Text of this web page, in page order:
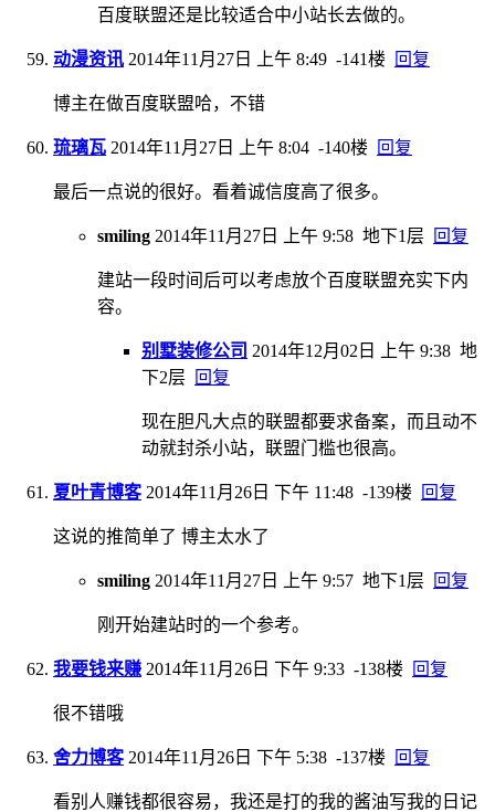
百度联盟还是比较适合中小站长去做的。
动漫资讯 2014年11月27日 上午 8:49 -141楼 回复
博主在做百度联盟哈，不错
琉璃瓦 2014年11月27日 上午 8:04 -140楼 回复
最后一点说的很好。看着诚信度高了很多。
smiling 2014年11月27日 上午 9:58 地下1层 回复
建站一段时间后可以考虑放个百度联盟充实下内
容。
别墅装修公司 2014年12月02日 上午 9:38 地
下2层
回复
现在胆凡大点的联盟都要求备案，而且动不
动就封杀小站，联盟门槛也很高。
夏叶青博客 2014年11月26日 下午 11:48 -139楼 回复
这说的推简单了 博主太水了
smiling 2014年11月27日 上午 9:57 地下1层 回复
刚开始建站时的一个参考。
我要钱来赚 2014年11月26日 下午 9:33 -138楼 回复
很不错哦
舍力博客 2014年11月26日 下午 5:38 -137楼 回复
看别人赚钱都很容易，我还是打的我的酱油写我的日记